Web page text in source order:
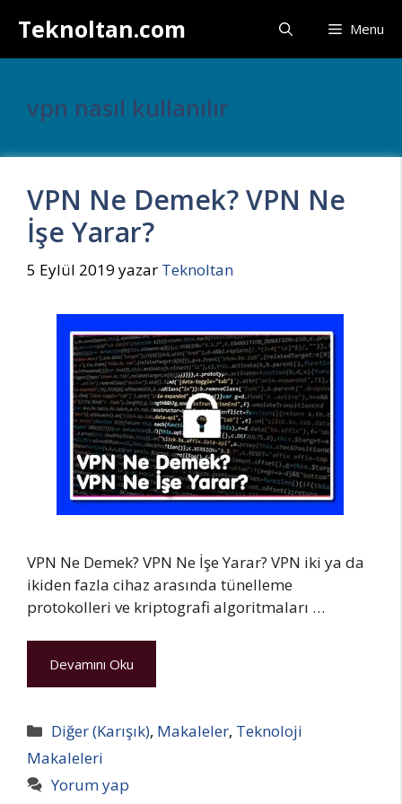
atlaTeknoltan.com Menu
vpn nasıl kullanılır
VPN Ne Demek? VPN Ne
İşe Yarar?
5 Eylül 2019 yazar Teknoltan
VPN Ne Demek? VPN Ne İşe Yarar? VPN iki ya da
ikiden fazla cihaz arasında tünelleme
protokolleri ve kriptografi algoritmaları …
Devamını Oku
Kategoriler
Diğer (Karışık), Makaleler, Teknoloji
Makaleleri
Yorum yap